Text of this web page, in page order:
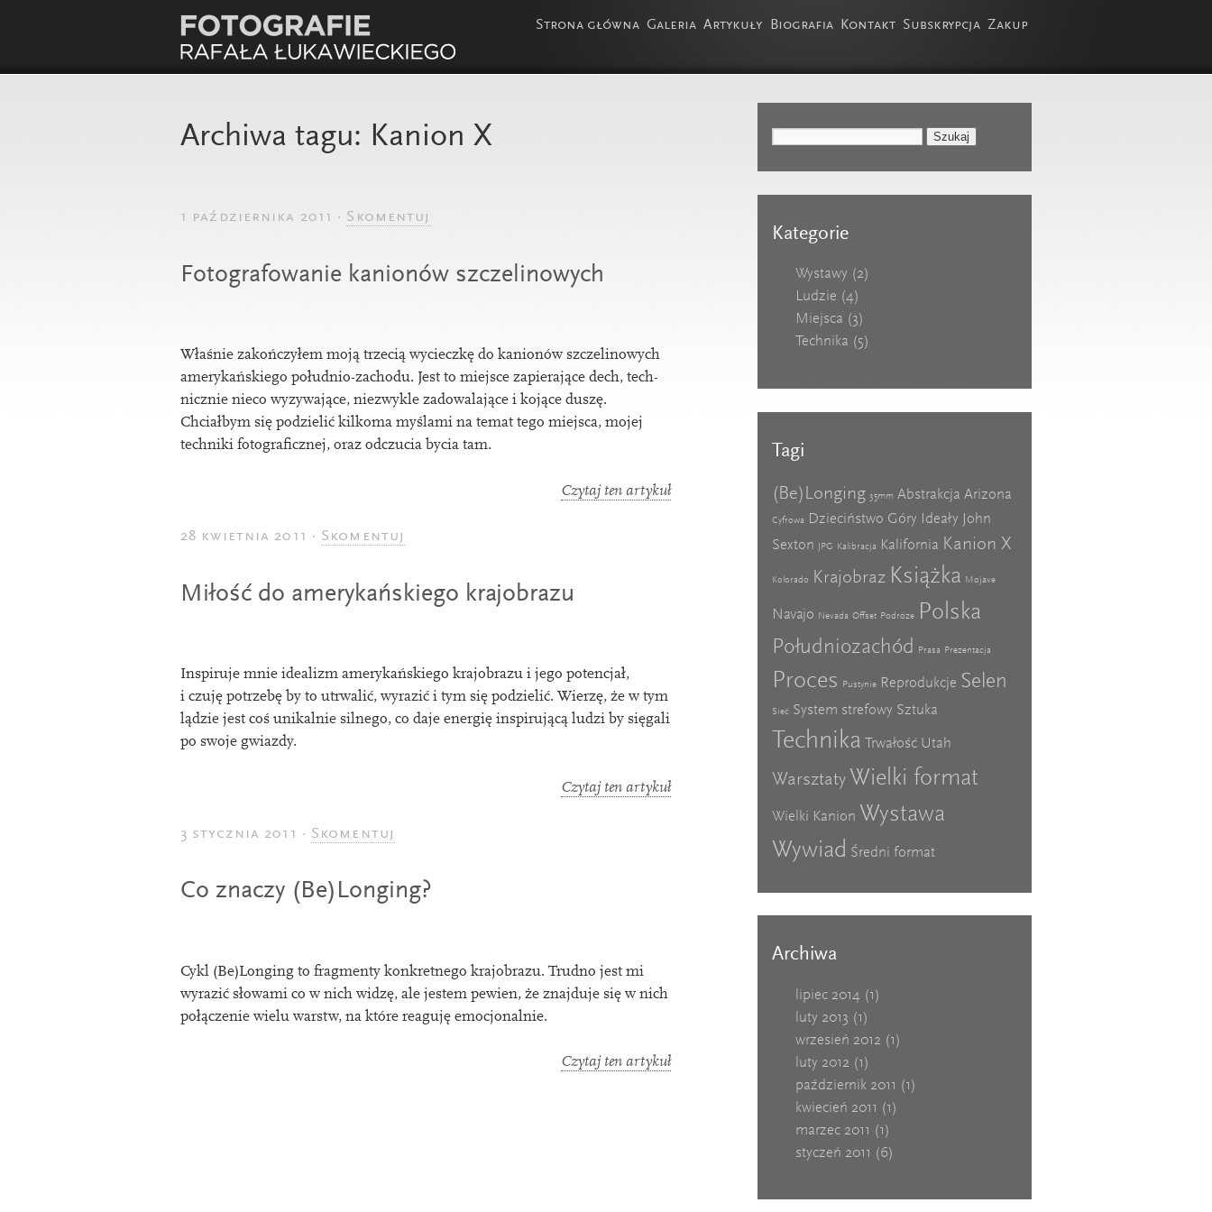
Strona główna Galeria Artykuły Biografia Kontakt Subskrypcja Zakup
Archiwa tagu: Kanion X
1 października 2011 · Skomentuj
Fotografowanie kanionów szczelinowych
Właśnie zakończyłem moją trze­cią wycieczkę do kan­ionów szczelinow­ych
amerykańskiego połud­nio-zacho­du. Jest to miejsce zapi­era­jące dech, tech­
nicznie nieco wyzywa­jące, niezwykle zad­owala­jące i kojące duszę.
Chciałbym się podzielić kilkoma myślami na temat tego miejsca, mojej
tech­niki foto­graficznej, oraz odczu­cia bycia tam.
Czytaj ten artykuł
28 kwietnia 2011 · Skomentuj
Miłość do amerykańskiego krajobrazu
Inspiruje mnie ideal­izm amerykańskiego kra­jo­brazu i jego potenc­jał,
i czuję potrze­bę by to utrwalić, wyrazić i tym się podzielić. Wierzę, że w tym
lądzie jest coś unikal­nie sil­ne­go, co daje ener­gię inspirującą ludzi by sięgali
po swo­je gwiazdy.
Czytaj ten artykuł
3 stycznia 2011 · Skomentuj
Co znaczy (Be)Longing?
Cykl (Be)Longing to frag­menty konkret­ne­go kra­jo­brazu. Trudno jest mi
wyrazić słowami co w nich widzę, ale jestem pew­ien, że zna­j­duje się w nich
połączenie wielu warstw, na które reaguję emocjonalnie.
Czytaj ten artykuł
Kategorie
Wystawy (2)
Ludzie (4)
Miejsca (3)
Technika (5)
Tagi
(Be)Longing 35mm Abstrakcja Arizona
Cyfrowa Dzieciństwo Góry Ideały
John
Sexton
JPG Kalibracja Kalifornia Kanion X
Kolorado Krajobraz Książka Mojave
Navajo Nevada Offset Podróże Polska
Południozachód Prasa Prezentacja
Proces Pustynie Reprodukcje Selen
Sieć System strefowy Sztuka
Technika Trwałość Utah
Warsztaty Wielki format
Wielki Kanion Wystawa
Wywiad Średni format
Archiwa
lipiec 2014(1)
luty 2013 (1)
wrzesień 2012 (1)
luty 2012 (1)
październik 2011 (1)
kwiecień 2011 (1)
marzec 2011 (1)
styczeń 2011 (6)